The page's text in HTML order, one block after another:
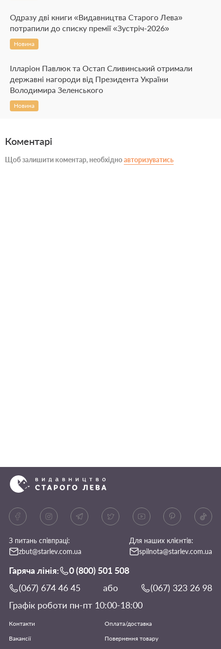
Одразу дві книги «Видавництва Старого Лева»
потрапили до списку премії «Зустріч-2026»
Новина
Ілларіон Павлюк та Остап Сливинський отримали
державні нагороди від Президента України
Володимира Зеленського
Новина
Коментарі
Щоб залишити коментар, необхідноавторизуватись
З питань співпраці:
zbut@starlev.com.ua
Для наших клієнтів:
spilnota@starlev.com.ua
Гаряча лінія:
0 (800) 501 508
(067) 674 46 45
або
(067) 323 26 98
Графік роботи пн-пт 10:00-18:00
Контакти
Оплата/доставка
Вакансії
Повернення товару